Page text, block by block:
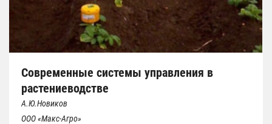
Современные системы управления в
растениеводстве
А.Ю.Новиков
ООО «Макс-Агро»